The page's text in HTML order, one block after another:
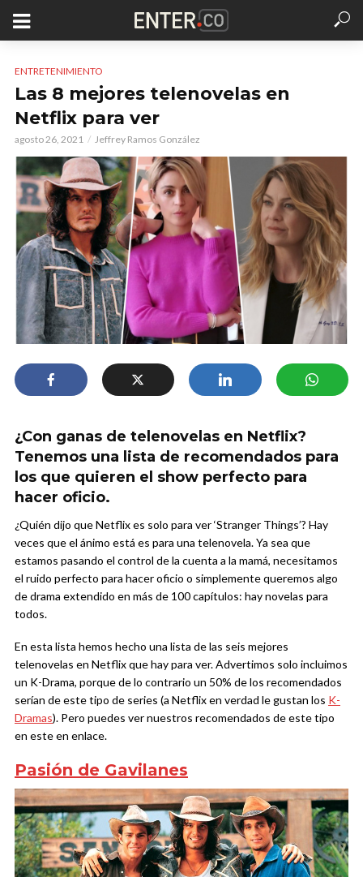
ENTRETENIMIENTO
Las 8 mejores telenovelas en
Netflix para ver
agosto 26, 2021 Jeffrey Ramos González
¿Con ganas de telenovelas en Netflix?
Tenemos una lista de recomendados para
los que quieren el show perfecto para
hacer oficio.
¿Quién dijo que Netflix es solo para ver ‘Stranger Things’? Hay
veces que el ánimo está es para una telenovela. Ya sea que
estamos pasando el control de la cuenta a la mamá, necesitamos
el ruido perfecto para hacer oficio o simplemente queremos algo
de drama extendido en más de 100 capítulos: hay novelas para
todos.
En esta lista hemos hecho una lista de las seis mejores
telenovelas en Netflix que hay para ver. Advertimos solo incluimos
un K-Drama, porque de lo contrario un 50% de los recomendados
serían de este tipo de series (a Netflix en verdad le gustan los K-
Dramas). Pero puedes ver nuestros recomendados de este tipo
en este en enlace.
Pasión de Gavilanes